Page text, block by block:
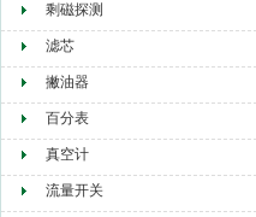
剩磁探测
滤芯
撇油器
百分表
真空计
流量开关